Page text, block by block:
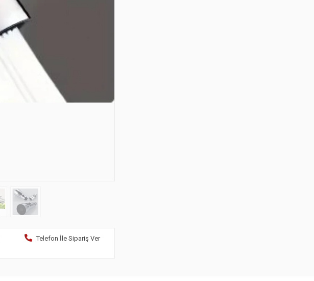
Telefon İle Sipariş Ver